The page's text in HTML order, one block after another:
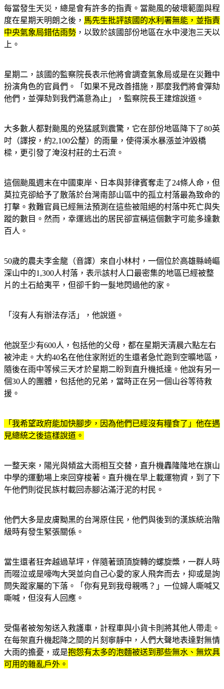
每當發生天災，總是會有許多的指責。當颱風的破壞範圍與程
度在星期天明朗之後， 馬先生批評該國的水利署無能，並指責
中央氣象局錯估雨勢 ，以致於該國部份地區在水中浸泡三天以
上。
星期二，該國的監察院長表示他將會調查氣象局或是在災難中
扮演角色的官員們。「如果不見改善措施，那麼我們將會彈劾
他們，並彈劾到我們滿意為止」，監察院長王建煊說道。
大多數人都對颱風的兇猛感到震驚，它在部份地區降下了80英
吋（譯按，約2,100公釐）的雨量，使得溪水暴漲並沖毀橋
樑，更引發了淹沒村莊的土石流。
這個颱風週末在中國東岸、日本與菲律賓奪走了24條人命，但
莫拉克卻給予了散落於台灣南部山區中的孤立村落最為致命的
打擊。救難官員已經無法預測在這些被阻絕的村落中死亡與失
蹤的數目。然而，幸運逃出的居民卻宣稱這個數字可能多達數
百人。
50歲的農夫李金龍（音譯）來自小林村，一個位於高雄縣崎嶇
深山中的1,300人村落，表示該村人口最密集的地區已經被整
片的土石給夷平，但卻千鈞一髮地閃過他的家。
「沒有人有辦法存活」，他說道。
他說至少有600人，包括他的父母，都在星期天清晨六點左右
被沖走。大約40名在他住家附近的生還者急忙跑到空曠地區，
隨後在雨中等候三天才於星期二盼到直升機抵達。他說有另一
個30人的團體，包括他的兄弟，當時正在另一個山谷等待救
援。
「我希望政府能加快腳步，因為他們已經沒有糧食了」他在遇
見總統之後這樣說道。
一整天來，陽光與傾盆大雨相互交替，直升機轟隆隆地在旗山
中學的運動場上來回穿梭著。直升機在早上載運物資，到了下
午他們則從民族村載回赤腳沾滿汙泥的村民。
他們大多是皮膚黝黑的台灣原住民，他們與後到的漢族統治階
級時有發生緊張關係。
當生還者狂奔越過草坪，伴隨著頭頂旋轉的螺旋槳，一群人時
而啜泣或是嚎啕大哭並向自己心愛的家人飛奔而去，抑或是詢
問失蹤家屬的下落。「你有見到我母親嗎？」一位婦人嘶喊又
嘶喊，但沒有人回應。
受傷者被匆匆送入救護車，計程車與小貨卡則將其他人帶走。
在每架直升機起降之間的片刻寧靜中，人們大聲地表達對無情
大雨的擔憂，或是抱怨有太多的泡麵被送到那些無水、無炊具
可用的雜亂戶外。